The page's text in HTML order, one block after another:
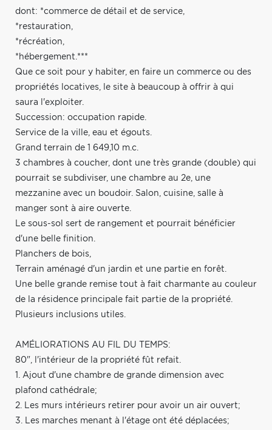
dont: *commerce de détail et de service,
*restauration,
*récréation,
*hébergement.***
Que ce soit pour y habiter, en faire un commerce ou des
propriétés locatives, le site à beaucoup à offrir à qui
saura l'exploiter.
Succession: occupation rapide.
Service de la ville, eau et égouts.
Grand terrain de 1 649,10 m.c.
3 chambres à coucher, dont une très grande (double) qui
pourrait se subdiviser, une chambre au 2e, une
mezzanine avec un boudoir. Salon, cuisine, salle à
manger sont à aire ouverte.
Le sous-sol sert de rangement et pourrait bénéficier
d'une belle finition.
Planchers de bois,
Terrain aménagé d'un jardin et une partie en forêt.
Une belle grande remise tout à fait charmante au couleur
de la résidence principale fait partie de la propriété.
Plusieurs inclusions utiles.
AMÉLIORATIONS AU FIL DU TEMPS:
80", l'intérieur de la propriété fût refait.
1. Ajout d'une chambre de grande dimension avec
plafond cathédrale;
2. Les murs intérieurs retirer pour avoir un air ouvert;
3. Les marches menant à l'étage ont été déplacées;